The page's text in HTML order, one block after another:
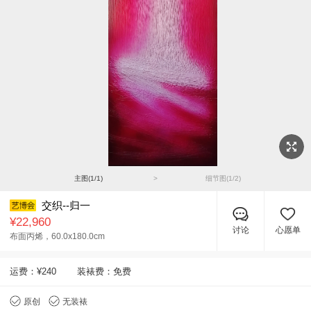
主图(1/1) > 细节图(1/2)
交织--归一
¥22,960
布面丙烯， 60.0x180.0cm
讨论 心愿单
运费： ¥240 装裱费：免费
原创 无装裱